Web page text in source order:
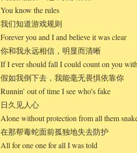
You know the rules
我们知道游戏规则
Forever you and I and believe it was clear
你和我永远相信，明显而清晰
If I ever should fall I could count on you
假如我倒下去，我能毫无畏惧依靠你
Runnin’ out of time I see who’s fake
日久见人心
Alone without protection from all them
在那帮毒蛇面前孤独地失去防护
All for one one for all I was told